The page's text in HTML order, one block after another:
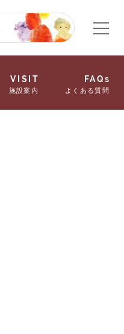
VISIT
施設案内
FAQs
よくある質問